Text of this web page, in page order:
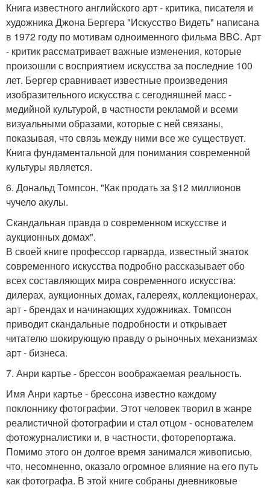
Книга известного английского арт - критика, писателя и
художника Джона Бергера "Искусство Видеть" написана
в 1972 году по мотивам одноименного фильма BBC. Арт
- критик рассматривает важные изменения, которые
произошли с восприятием искусства за последние 100
лет. Бергер сравнивает известные произведения
изобразительного искусства с сегодняшней масс -
медийной культурой, в частности рекламой и всеми
визуальными образами, которые с ней связаны,
показывая, что связь между ними все же существует.
Книга фундаментальной для понимания современной
культуры является.
6. Дональд Томпсон. "Как продать за $12 миллионов
чучело акулы.
Скандальная правда о современном искусстве и
аукционных домах".
В своей книге профессор гарварда, известный знаток
современного искусства подробно рассказывает обо
всех составляющих мира современного искусства:
дилерах, аукционных домах, галереях, коллекционерах,
арт - брендах и начинающих художниках. Томпсон
приводит скандальные подробности и открывает
читателю шокирующую правду о рыночных механизмах
арт - бизнеса.
7. Анри картье - брессон воображаемая реальность.
Имя Анри картье - брессона известно каждому
поклоннику фотографии. Этот человек творил в жанре
реалистичной фотографии и стал отцом - основателем
фотожурналистики и, в частности, фоторепортажа.
Помимо этого он долгое время занимался живописью,
что, несомненно, оказало огромное влияние на его путь
как фотографа. В этой книге собраны дневниковые